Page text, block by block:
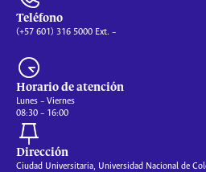
Teléfono
(+57 601) 316 5000 Ext. –
Horario de atención
Lunes – Viernes
08:30 – 16:00
Dirección
Ciudad Universitaria, Universidad Nacional de